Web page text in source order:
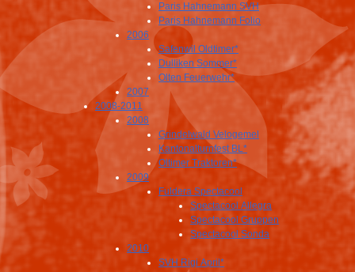
Paris Hahnemann SVH
Paris Hahnemann Folio
2006
Safenwil Oldtimer*
Dulliken Sommer*
Olten Feuerwehr*
2007
2008-2011
2008
Grindelwald Velogemel
Kantonalturnfest BL*
Oltimer Traktoren*
2009
Fuldera Spectacool
Spectacool Allegra
Spectacool Gruppen
Spectacool Sonda
2010
SVH Rigi April*